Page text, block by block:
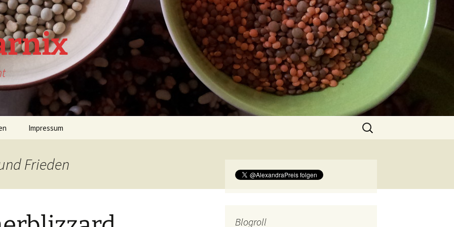
Impressum
Suchen
nach:
Frieden
Blogroll